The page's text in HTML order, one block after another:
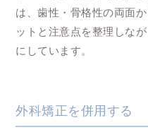
は、歯性・骨格性の両面
ットと注意点を整理しな
にしています。
外科矯正を併用する